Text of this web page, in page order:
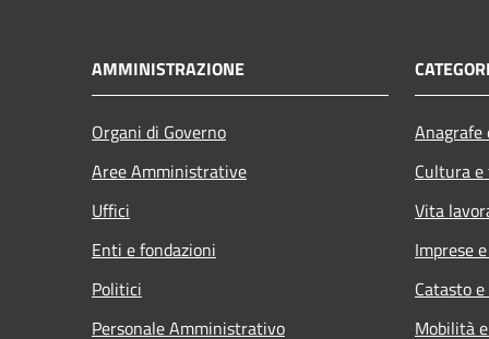
AMMINISTRAZIONE
Organi di Governo
Aree Amministrative
Uffici
Enti e fondazioni
Politici
Personale Amministrativo
Cultura
Vita
Imprese
Catasto
Mobilità